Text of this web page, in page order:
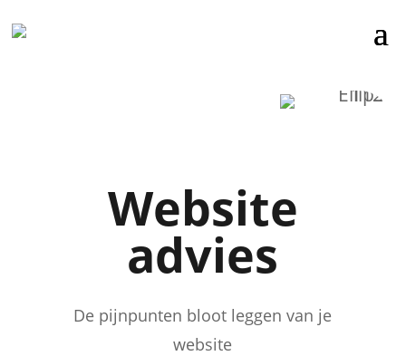
Website
advies
De pijnpunten bloot leggen van je
website